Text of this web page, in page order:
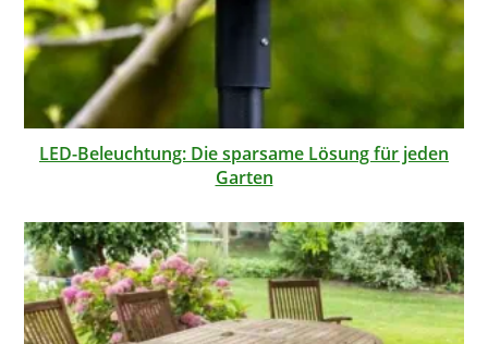
LED-Beleuchtung: Die sparsame Lösung für jeden
Garten